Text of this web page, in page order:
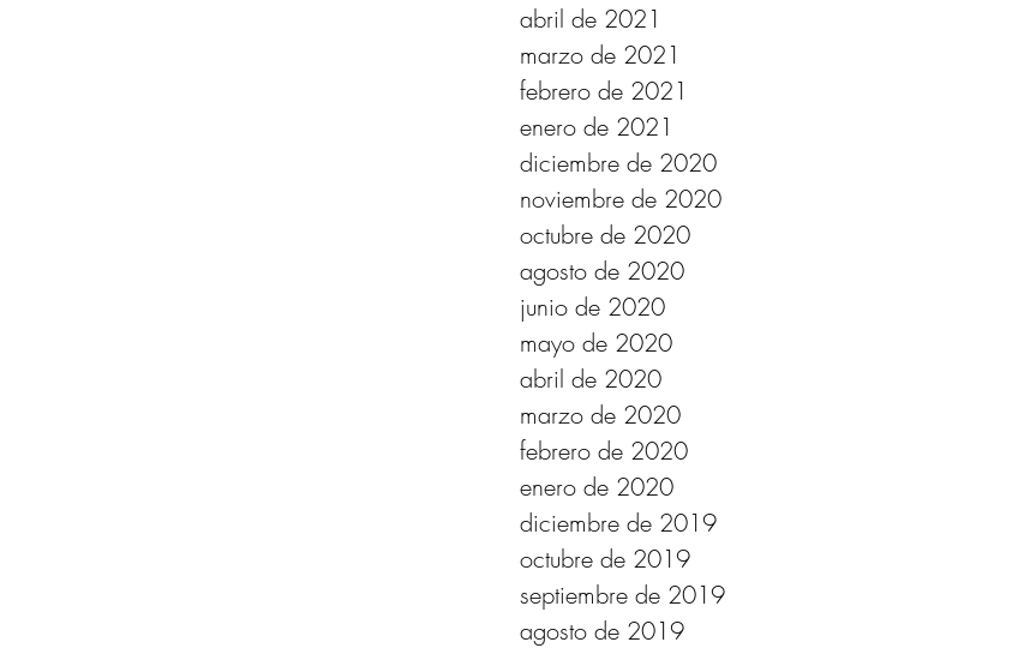
abril de 2021
marzo de 2021
febrero de 2021
enero de 2021
diciembre de 2020
noviembre de 2020
octubre de 2020
agosto de 2020
junio de 2020
mayo de 2020
abril de 2020
marzo de 2020
febrero de 2020
enero de 2020
diciembre de 2019
octubre de 2019
septiembre de 2019
agosto de 2019